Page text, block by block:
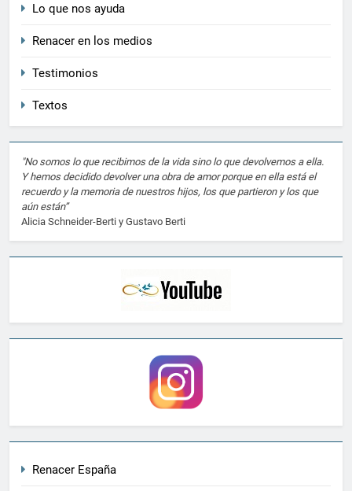
Lo que nos ayuda
Renacer en los medios
Testimonios
Textos
"No somos lo que recibimos de la vida sino lo que devolvemos a ella.
Y hemos decidido devolver una obra de amor porque en ella está el
recuerdo y la memoria de nuestros hijos, los que partieron y los que
aún están”
Alicia Schneider-Berti y Gustavo Berti
Renacer España